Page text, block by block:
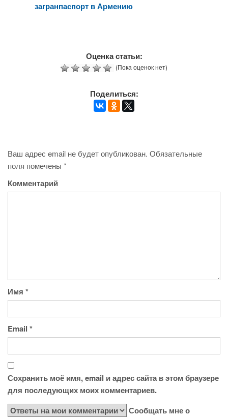
загранпаспорт в Армению
Оценка статьи:
(Пока оценок нет)
Поделиться:
Ваш адрес email не будет опубликован. Обязательные
поля помечены *
Комментарий
Имя *
Email *
Сохранить моё имя, email и адрес сайта в этом браузере
для последующих моих комментариев.
Сообщать мне о